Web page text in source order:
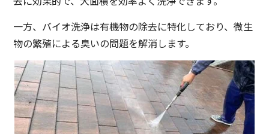
一方、バイオ洗浄は有機物の除去に特化しており、微生
物の繁殖による臭いの問題を解消します。